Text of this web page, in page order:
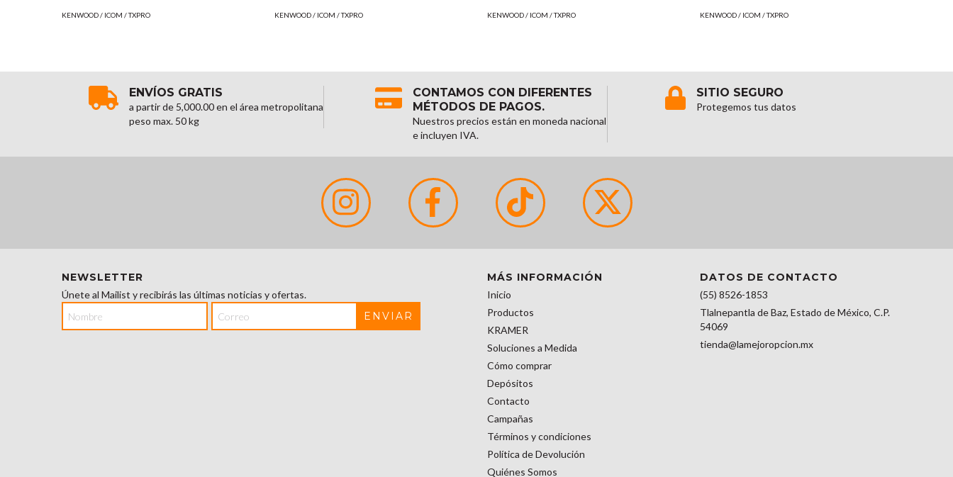
KENWOOD / ICOM / TXPRO KENWOOD / ICOM / TXPRO KENWOOD / ICOM / TXPRO KENWOOD / ICOM / TXPRO
ENVÍOS GRATIS
a partir de 5,000.00 en el área metropolitana
peso max. 50 kg
CONTAMOS CON DIFERENTES
MÉTODOS DE PAGOS.
Nuestros precios están en moneda nacional
e incluyen IVA.
SITIO SEGURO
Protegemos tus datos
NEWSLETTER
Únete al Mailist y recibirás las últimas noticias y ofertas.
MÁS INFORMACIÓN
Inicio
Productos
KRAMER
Soluciones a Medida
Cómo comprar
Depósitos
Contacto
Campañas
Términos y condiciones
Política de Devolución
Quiénes Somos
DATOS DE CONTACTO
(55) 8526-1853
Tlalnepantla de Baz, Estado de México, C.P.
54069
tienda@lamejoropcion.mx